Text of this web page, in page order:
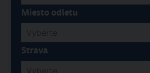
Miesto odletu
Strava